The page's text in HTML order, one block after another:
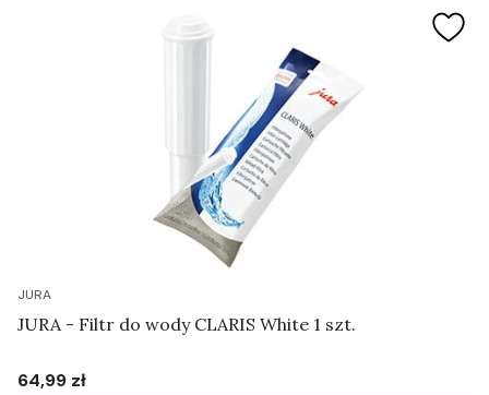
JURA
JURA - Filtr do wody CLARIS White 1 szt.
Cena
64,99 zł